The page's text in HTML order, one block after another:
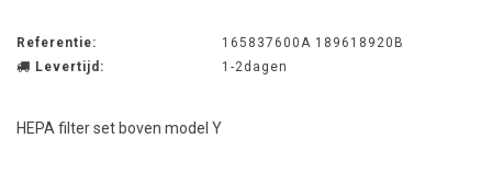
Referentie:
165837600A 189618920B
Levertijd:
1-2dagen
HEPA filter set boven model Y